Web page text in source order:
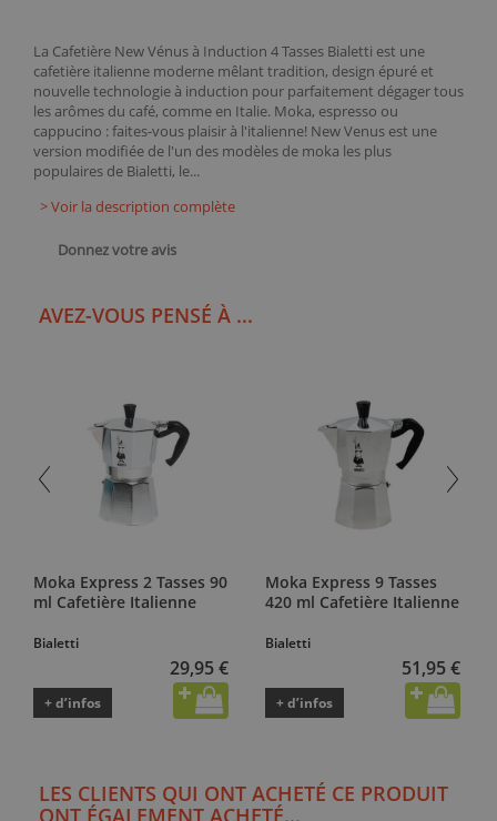
La Cafetière New Vénus à Induction 4 Tasses Bialetti est une
cafetière italienne moderne mêlant tradition, design épuré et
nouvelle technologie à induction pour parfaitement dégager tous
les arômes du café, comme en Italie. Moka, espresso ou
cappucino : faites-vous plaisir à l'italienne! New Venus est une
version modifiée de l'un des modèles de moka les plus
populaires de Bialetti, le...
> Voir la description complète
Donnez votre avis
AVEZ-VOUS PENSÉ À ...
Moka Express 2 Tasses 90
ml Cafetière Italienne
Bialetti
29,95 €
+ d’infos
Moka Express 9 Tasses
420 ml Cafetière Italienne
Bialetti
51,95 €
+ d’infos
LES CLIENTS QUI ONT ACHETÉ CE PRODUIT
ONT ÉGALEMENT ACHETÉ...